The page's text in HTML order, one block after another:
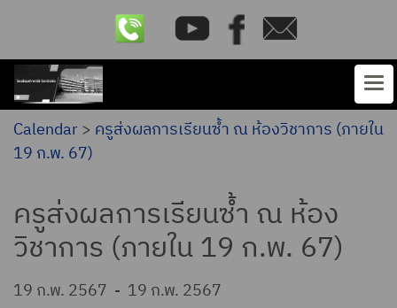
Calendar> ครูส่งผลการเรียนซ้ำ ณ ห้องวิชาการ (ภายใน
19 ก.พ. 67)
ครูส่งผลการเรียนซ้ำ ณ ห้อง
วิชาการ (ภายใน 19 ก.พ. 67)
19 ก.พ. 2567 - 19 ก.พ. 2567